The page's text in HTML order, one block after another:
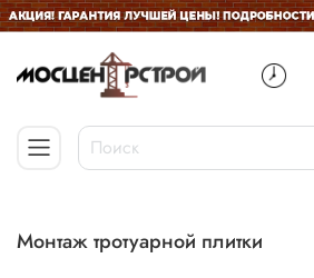
Монтаж тротуарной плитки